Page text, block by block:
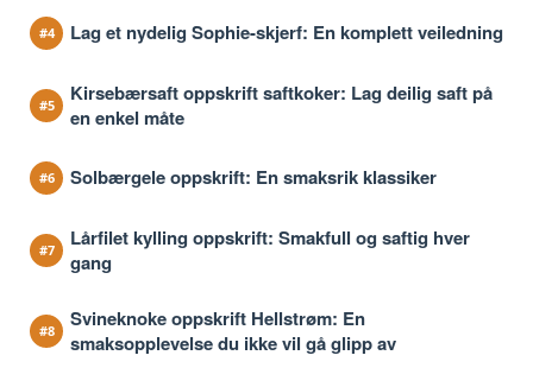
Lag et nydelig Sophie-skjerf: En komplett veiledning
Kirsebærsaft oppskrift saftkoker: Lag deilig saft på
en enkel måte
Solbærgele oppskrift: En smaksrik klassiker
Lårfilet kylling oppskrift: Smakfull og saftig hver
gang
Svineknoke oppskrift Hellstrøm: En
smaksopplevelse du ikke vil gå glipp av